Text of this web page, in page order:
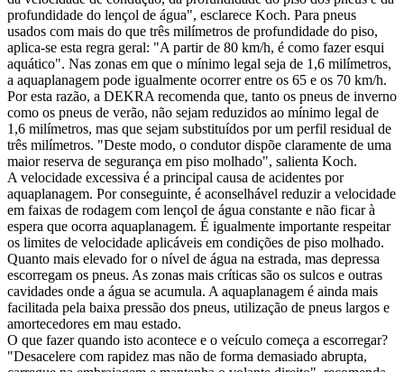
profundidade do lençol de água", esclarece Koch. Para pneus
usados com mais do que três milímetros de profundidade do piso,
aplica-se esta regra geral: "A partir de 80 km/h, é como fazer esqui
aquático". Nas zonas em que o mínimo legal seja de 1,6 milímetros,
a aquaplanagem pode igualmente ocorrer entre os 65 e os 70 km/h.
Por esta razão, a DEKRA recomenda que, tanto os pneus de inverno
como os pneus de verão, não sejam reduzidos ao mínimo legal de
1,6 milímetros, mas que sejam substituídos por um perfil residual de
três milímetros. "Deste modo, o condutor dispõe claramente de uma
maior reserva de segurança em piso molhado", salienta Koch.
A velocidade excessiva é a principal causa de acidentes por
aquaplanagem. Por conseguinte, é aconselhável reduzir a velocidade
em faixas de rodagem com lençol de água constante e não ficar à
espera que ocorra aquaplanagem. É igualmente importante respeitar
os limites de velocidade aplicáveis em condições de piso molhado.
Quanto mais elevado for o nível de água na estrada, mas depressa
escorregam os pneus. As zonas mais críticas são os sulcos e outras
cavidades onde a água se acumula. A aquaplanagem é ainda mais
facilitada pela baixa pressão dos pneus, utilização de pneus largos e
amortecedores em mau estado.
O que fazer quando isto acontece e o veículo começa a escorregar?
"Desacelere com rapidez mas não de forma demasiado abrupta,